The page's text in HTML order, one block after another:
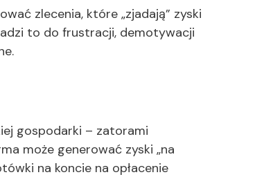
zlecenia, które „zjadają” zyski
to do frustracji, demotywacji
gospodarki – zatorami
może generować zyski „na
na koncie na opłacenie